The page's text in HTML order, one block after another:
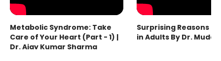
Metabolic Syndrome: Take
Care of Your Heart (Part - 1) |
Dr. Ajay Kumar Sharma
Surprising Reasons
in Adults By Dr.